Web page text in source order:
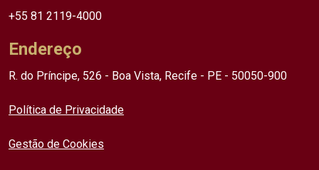
+55 81 2119-4000
Endereço
R. do Príncipe, 526 - Boa Vista, Recife - PE - 50050-900
Política de Privacidade
Gestão de Cookies